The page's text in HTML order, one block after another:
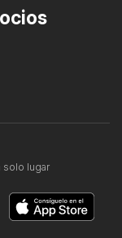
solo lugar